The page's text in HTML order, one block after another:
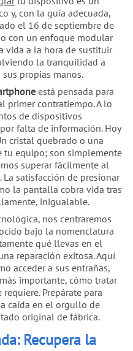
y, con la guía adecuada,
el 16 de septiembre de
con un enfoque modular
vida a la hora de sustituir
la tranquilidad a
propias manos.
está pensada para
primer contratiempo. A lo
de dispositivos
falta de información. Hoy
cristal quebrado o una
tu equipo; son simplemente
superar fácilmente al
satisfacción de presionar
la pantalla cobra vida tras
inigualable.
nos centraremos
bajo la nomenclatura
qué llevas en el
reparación exitosa. Aquí
acceder a sus entrañas,
importante, cómo tratar
Prepárate para
caída en el orgullo de
original de fábrica.
Recupera la